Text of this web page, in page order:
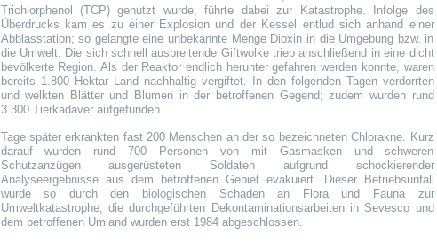
Trichlorphenol (TCP) genutzt wurde, führte dabei zur Katastrophe. Infolge des
Überdrucks kam es zu einer Explosion und der Kessel entlud sich anhand einer
Abblasstation; so gelangte eine unbekannte Menge Dioxin in die Umgebung bzw. in
die Umwelt. Die sich schnell ausbreitende Giftwolke trieb anschließend in eine dicht
bevölkerte Region. Als der Reaktor endlich herunter gefahren werden konnte, waren
bereits 1.800 Hektar Land nachhaltig vergiftet. In den folgenden Tagen verdorrten
und welkten Blätter und Blumen in der betroffenen Gegend; zudem wurden rund
3.300 Tierkadaver aufgefunden.
Tage später erkrankten fast 200 Menschen an der so bezeichneten Chlorakne. Kurz
darauf wurden rund 700 Personen von mit Gasmasken und schweren
Schutzanzügen ausgerüsteten Soldaten aufgrund schockierender
Analyseergebnisse aus dem betroffenen Gebiet evakuiert. Dieser Betriebsunfall
wurde so durch den biologischen Schaden an Flora und Fauna zur
Umweltkatastrophe; die durchgeführten Dekontaminationsarbeiten in Sevesco und
dem betroffenen Umland wurden erst 1984 abgeschlossen.